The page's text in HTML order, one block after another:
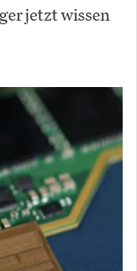
jetzt wissen